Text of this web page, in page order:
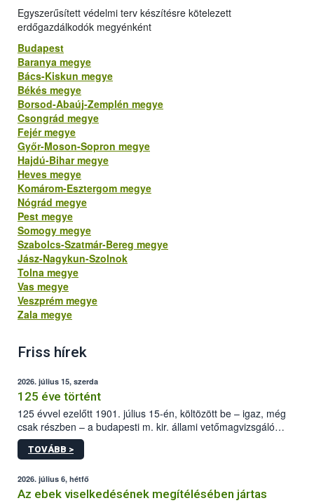
Egyszerűsített védelmi terv készítésre kötelezett
erdőgazdálkodók megyénként
Budapest
Baranya megye
Bács-Kiskun megye
Békés megye
Borsod-Abaúj-Zemplén megye
Csongrád megye
Fejér megye
Győr-Moson-Sopron megye
Hajdú-Bihar megye
Heves megye
Komárom-Esztergom megye
Nógrád megye
Pest megye
Somogy megye
Szabolcs-Szatmár-Bereg megye
Jász-Nagykun-Szolnok
Tolna megye
Vas megye
Veszprém megye
Zala megye
Friss hírek
2026. július 15, szerda
125 éve történt
125 évvel ezelőtt 1901. július 15-én, költözött be – igaz, még
csak részben – a budapesti m. kir. állami vetőmagvizsgáló
állomás a Kis Rókus utca 15. szám alatti, Czigler Győző által
tervezett új épületébe.
TOVÁBB >
2026. július 6, hétfő
Az ebek viselkedésének megítélésében jártas